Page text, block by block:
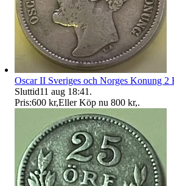
Oscar II Sveriges och Norges Konung 2
Sluttid11 aug 18:41 .
Pris:600 kr,Eller Köp nu 800 kr,.